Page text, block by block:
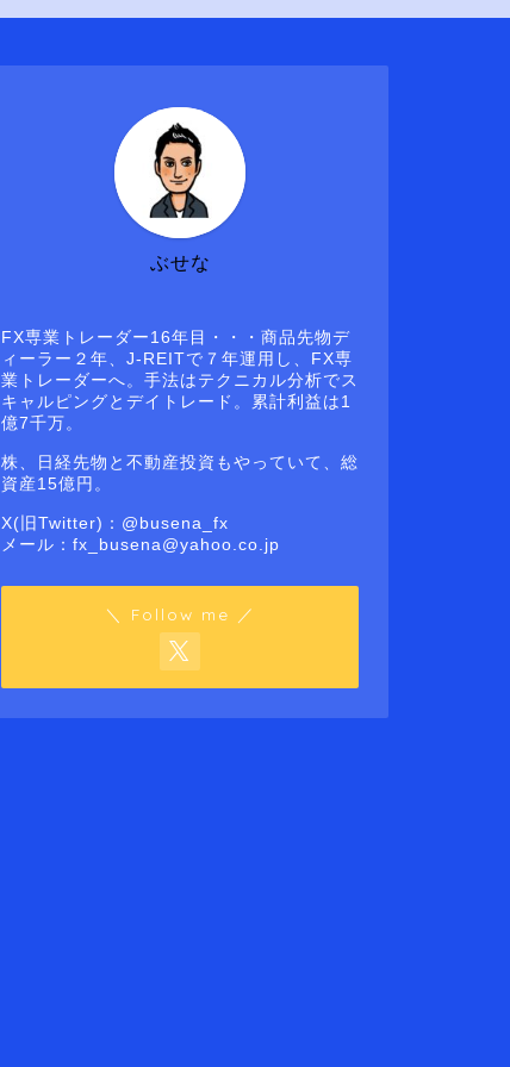
ぶせな
FX専業トレーダー16年目・・・商品先物デ
ィーラー２年、J-REITで７年運用し、FX専
業トレーダーへ。手法はテクニカル分析でス
キャルピングとデイトレード。累計利益は1
億7千万。
株、日経先物と不動産投資もやっていて、総
資産15億円。
X(旧Twitter)：@busena_fx
メール：fx_busena@yahoo.co.jp
＼ Follow me ／